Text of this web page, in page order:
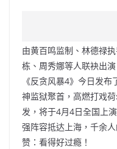
e
b
o
o
k
W
ei
b
o
s
A
p
p
由黄百鸣监制、林德禄
栋、周秀娜等人联袂出
《反贪风暴4》今日发布
神监狱聚首，高燃打戏
发，将于4月4日全国上
强阵容抵达上海，千余
赞：看得好过瘾！